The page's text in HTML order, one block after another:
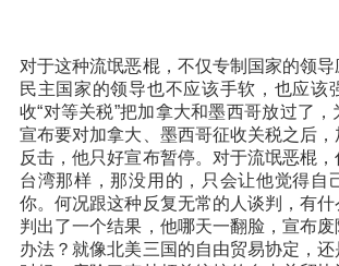
对于这种流氓恶棍，不仅专制国家的领
民主国家的领导也不应该手软，也应该
收“对等关税”把加拿大和墨西哥放过了
宣布要对加拿大、墨西哥征收关税之后
反击，他只好宣布暂停。对于流氓恶棍
台湾那样，那没用的，只会让他觉得自
你。何况跟这种反复无常的人谈判，有
判出了一个结果，他哪天一翻脸，宣布
办法？就像北美三国的自由贸易协定，